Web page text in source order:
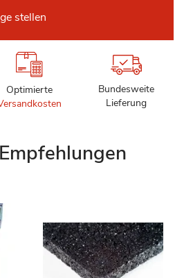
stellen
Optimierte
Bundesweite
Lieferung